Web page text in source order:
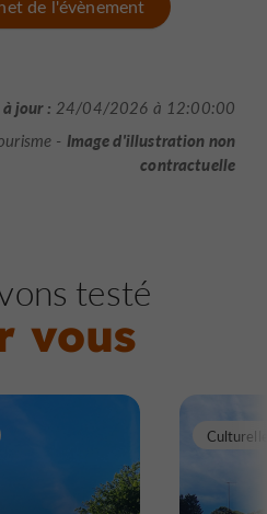
de l'évènement
jour : 24/04/2026 à 12:00:00
- Image d'illustration non
contractuelle
testé
vous